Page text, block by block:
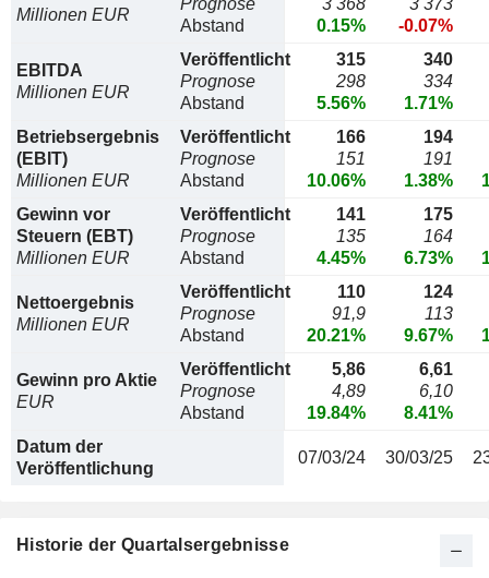
Millionen EUR
Prognose
Abstand
3 368
0.15%
3 373
-0.07%
EBITDA
Millionen EUR
Veröffentlicht
Prognose
Abstand
315
298
5.56%
340
334
1.71%
Betriebsergebnis
(EBIT)
Millionen EUR
Veröffentlicht
Prognose
Abstand
166
151
10.06%
194
191
1.38%
Gewinn vor
Steuern (EBT)
Millionen EUR
Veröffentlicht
Prognose
Abstand
141
135
4.45%
175
164
6.73%
Nettoergebnis
Millionen EUR
Veröffentlicht
Prognose
Abstand
110
91,9
20.21%
124
113
9.67%
Gewinn pro Aktie
EUR
Veröffentlicht
Prognose
Abstand
5,86
4,89
19.84%
6,61
6,10
8.41%
Datum der
Veröffentlichung
07/03/24 30/03/25
Historie der Quartalsergebnisse